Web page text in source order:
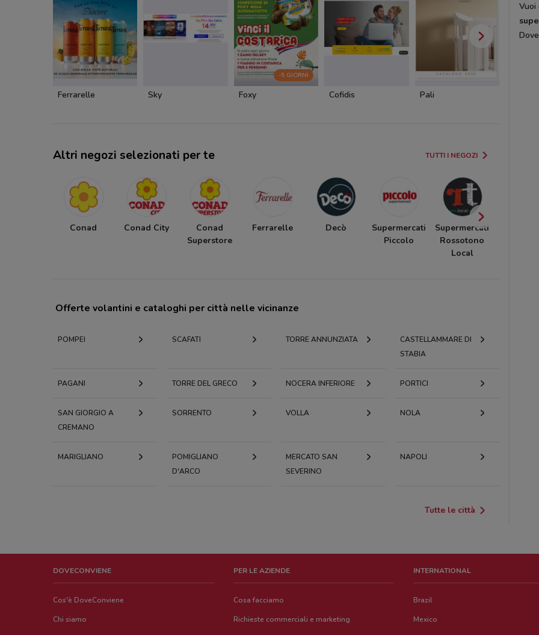
Ferrarelle Sky
-5 GIORNI
Foxy Cofidis Pali
Altri negozi selezionati per te TUTTI I NEGOZI
Conad Conad City
Conad
Superstore
Ferrarelle Decò
Supermercati
Piccolo
Supermercati
Rossotono
Local
Offerte volantini e cataloghi per città nelle vicinanze
POMPEI SCAFATI TORRE ANNUNZIATA
CASTELLAMMARE DI
STABIA
PAGANI TORRE DEL GRECO NOCERA INFERIORE PORTICI
SAN GIORGIO A
CREMANO
SORRENTO VOLLA NOLA
MARIGLIANO
POMIGLIANO
D'ARCO
MERCATO SAN
SEVERINO
NAPOLI
Tutte le città
Vuoi
DOVECONVIENE
Cos'è DoveConviene
Chi siamo
PER LE AZIENDE
Cosa facciamo
Richieste commerciali e marketing
INTERNATIONAL
Brazil
Mexico